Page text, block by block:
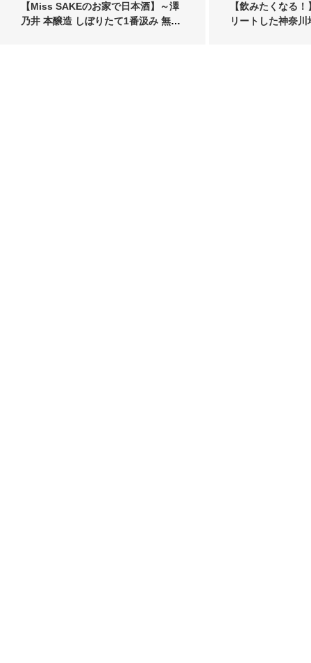
【Miss SAKEのお家で日本酒】～澤
乃井 本醸造 しぼりたて1番汲み 無ろ
【飲みたくなる
リートした神奈